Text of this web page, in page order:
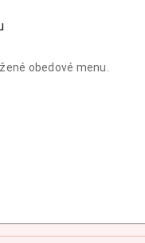
obedové menu.